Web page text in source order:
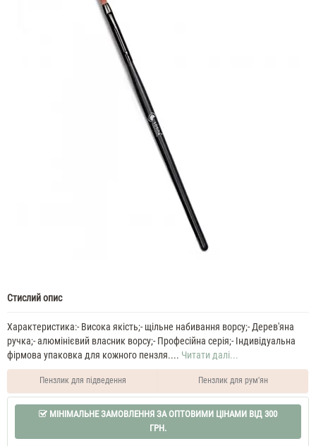
Стислий опис
Характеристика:- Висока якість;- щільне набивання ворсу;- Дерев'яна
ручка;- алюмінієвий власник ворсу;- Професійна серія;- Індивідуальна
фірмова упаковка для кожного пензля.... Читати далі...
Пензлик для підведення Пензлик для рум'ян
МІНІМАЛЬНЕ ЗАМОВЛЕННЯ ЗА ОПТОВИМИ ЦІНАМИ ВІД 300
ГРН.